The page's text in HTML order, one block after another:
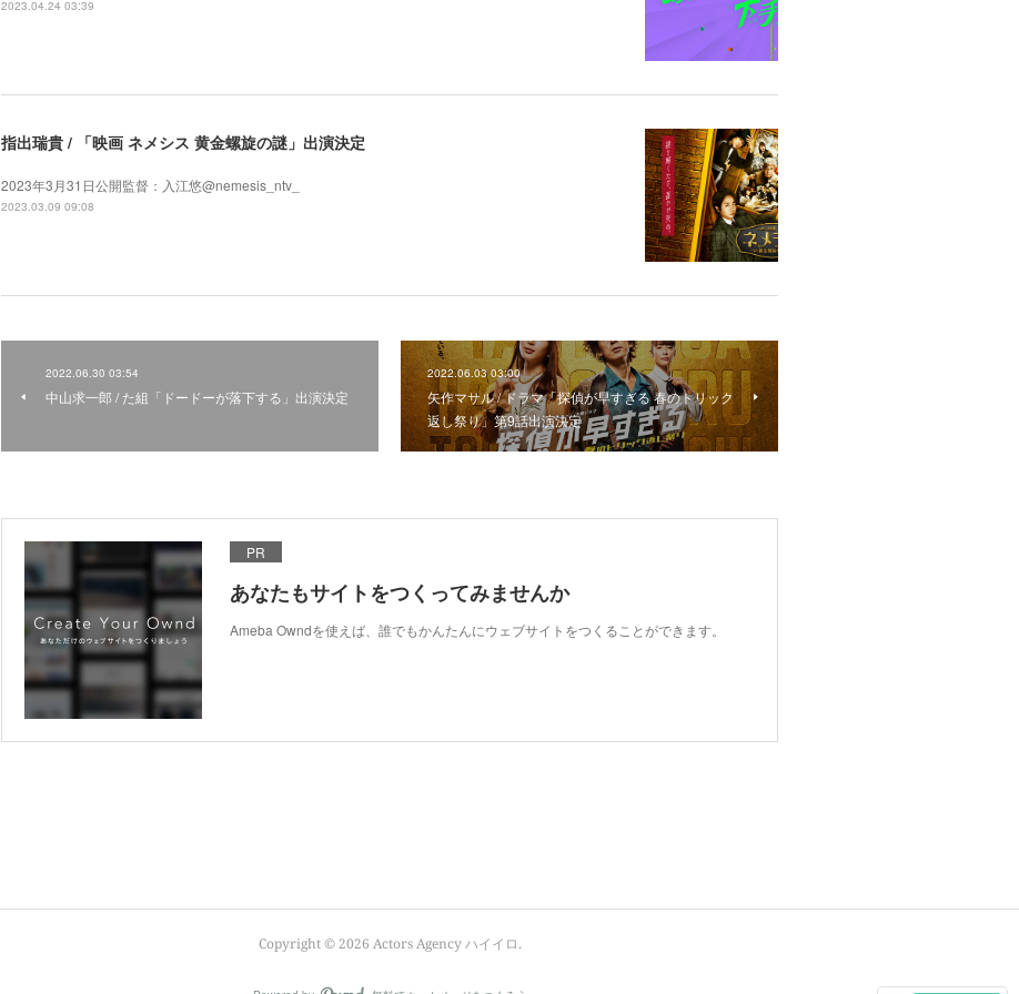
2023.04.24 03:39
指出瑞貴 / 「映画 ネメシス 黄金螺旋の謎」出演決定
2023年3月31日公開監督：入江悠@nemesis_ntv_
2023.03.09 09:08
2022.06.30 03:54
中山求一郎 / た組「ドードーが落下する」出演決定
2022.06.03 03:00
矢作マサル / ドラマ「探偵が早すぎる 春のトリック
返し祭り」第9話出演決定
PR
あなたもサイトをつくってみませんか
Ameba Owndを使えば、誰でもかんたんにウェブサイトをつくることができます。
Copyright ©2026 Actors Agency ハイイロ.